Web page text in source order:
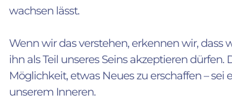
wachsen lässt.
Wenn wir das verstehen, erkennen wir, dass
ihn als Teil unseres Seins akzeptieren
Möglichkeit, etwas Neues zu erschaffen –
unserem Inneren.